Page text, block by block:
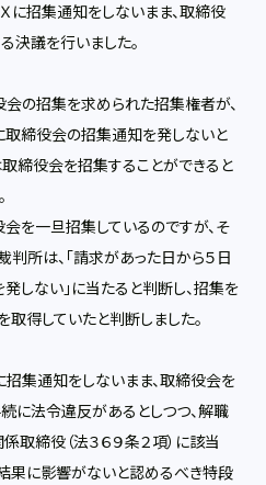
に招集通知をしないまま、取締役
決議を行いました。
の招集を求められた招集権者が、
締役会の招集通知を発しないと
締役会を招集することができると
を一旦招集しているのですが、そ
判所は、「請求があった日から５日
しない」に当たると判断し、招集を
得していたと判断しました。
招集通知をしないまま、取締役会を
に法令違反があるとしつつ、解職
取締役（法３６９条２項）に該当
果に影響がないと認めるべき特段